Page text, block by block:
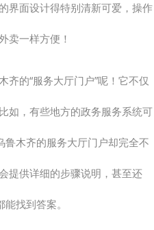
界面设计得特别清新可爱，操作
卖一样方便！
齐的“服务大厅门户”呢！它不仅
如，有些地方的政务服务系统可
鲁木齐的服务大厅门户却完全不
提供详细的步骤说明，甚至还
找到答案。